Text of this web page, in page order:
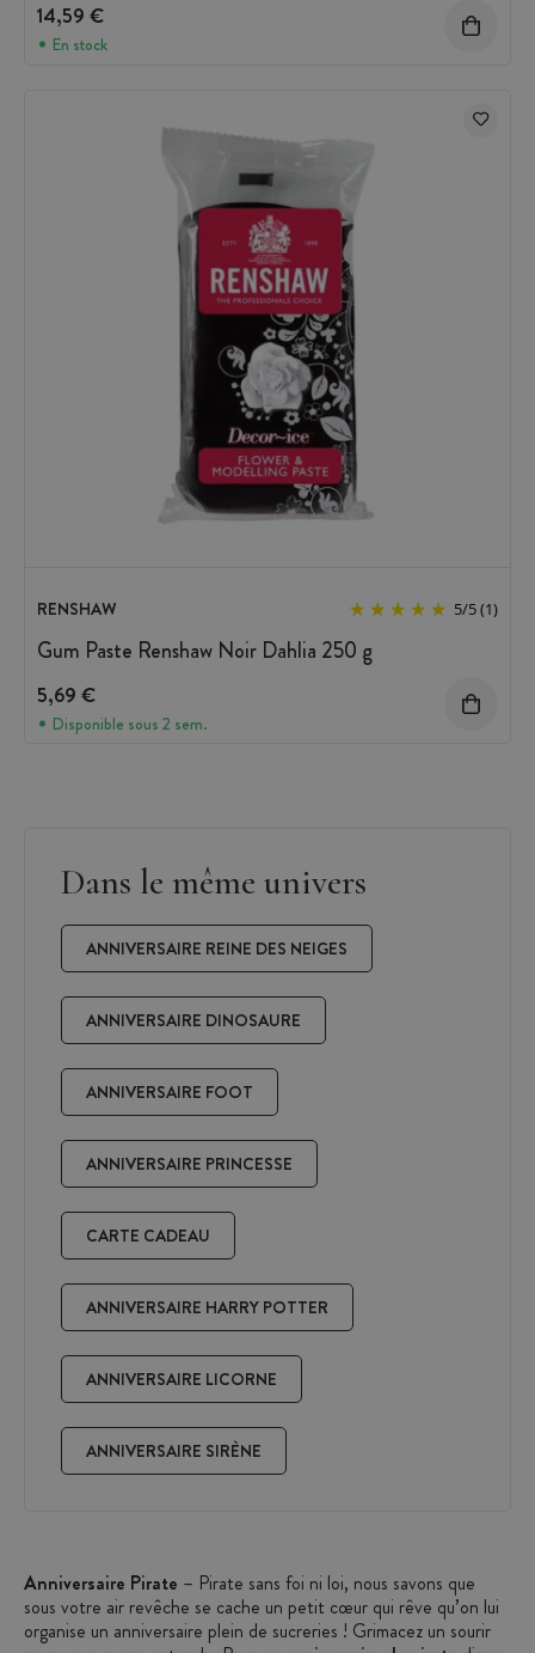
14,59 €
En stock
RENSHAW 5/5(1)
Gum Paste Renshaw Noir Dahlia 250 g
5,69 €
Disponible sous 2 sem.
Dans le même univers
ANNIVERSAIRE REINE DES NEIGES
ANNIVERSAIRE DINOSAURE
ANNIVERSAIRE FOOT
ANNIVERSAIRE PRINCESSE
CARTE CADEAU
ANNIVERSAIRE HARRY POTTER
ANNIVERSAIRE LICORNE
ANNIVERSAIRE SIRÈNE
Anniversaire Pirate – Pirate sans foi ni loi, nous savons que
sous votre air revêche se cache un petit cœur qui rêve qu’on lui
organise un anniversaire plein de sucreries ! Grimacez un sourire,